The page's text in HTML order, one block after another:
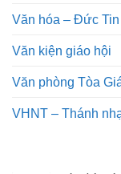
Văn hóa – Đức Tin
Văn kiện giáo hội
Văn phòng Tòa
VHNT – Thánh